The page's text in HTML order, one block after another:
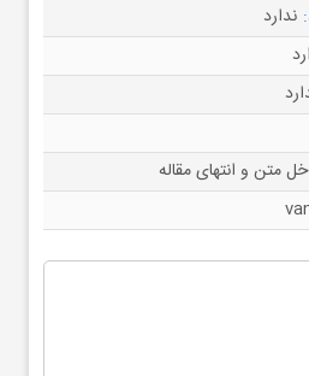
ندارد
متن و انتهای مقاله